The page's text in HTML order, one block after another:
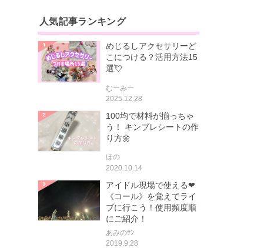
人気記事ランキング
めじるしアクセサリーど
こにつける？活用方法15
選💘
むーみー
2025.12.28
100均で材料が揃っちゃ
う！ キンブレシートの作
り方🌼
ほの
2020.10.14
アイドル現場で使える❤
《コール》を覚えてライ
ブに行こう！使用頻度順
にご紹介！
あみのｻﾝ
2019.9.28